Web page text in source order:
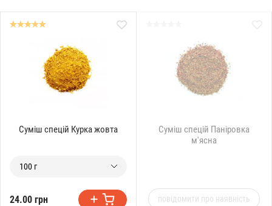
Суміш спецій Курка жовта
100 г
24.00 грн
Суміш спецій Паніровка
м'ясна
повідомити про наявність